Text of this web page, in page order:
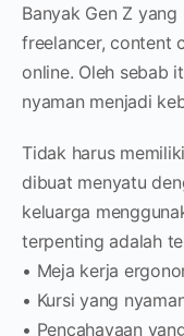
Banyak Gen Z
freelancer, content
online. Oleh sebab
nyaman menjadi
Tidak harus
dibuat menyatu
keluarga
terpenting adalah
• Meja kerja
• Kursi yang
• Pencahayaan